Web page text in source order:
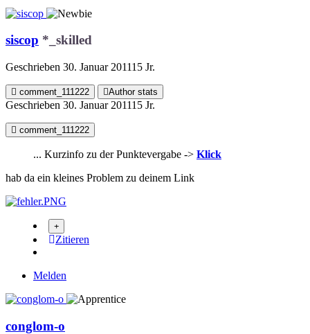
siscop *_skilled
Geschrieben 30. Januar 201115 Jr.
comment_111222 Author stats
Geschrieben 30. Januar 201115 Jr.
comment_111222
... Kurzinfo zu der Punktevergabe -> Klick
hab da ein kleines Problem zu deinem Link
Zitieren
Melden
conglom-o